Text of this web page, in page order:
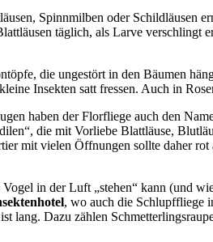
Spinnmilben oder Schildläusen
täglich, als Larve
die ungestört in den Bäumen
Insekten satt fressen. Auch in
haben der Florfliege auch den
die mit Vorliebe Blattläuse,
mit vielen Öffnungen sollte daher
in der Luft „stehen“ kann (und
, wo auch die Schlupffliege
lang. Dazu zählen